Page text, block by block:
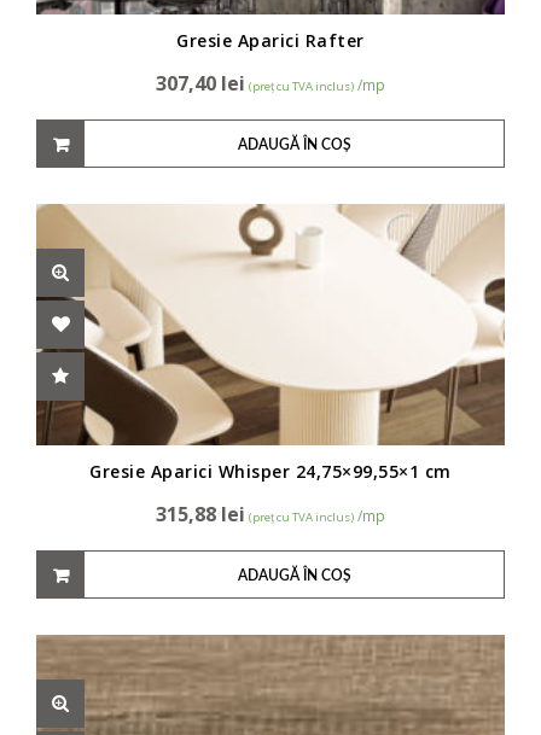
Gresie Aparici Rafter
307,40 lei (preț cu TVA inclus) /mp
ADAUGĂ ÎN COȘ
Gresie Aparici Whisper 24,75×99,55×1 cm
315,88 lei (preț cu TVA inclus) /mp
ADAUGĂ ÎN COȘ